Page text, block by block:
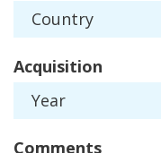
Country
Acquisition
Year
Comments